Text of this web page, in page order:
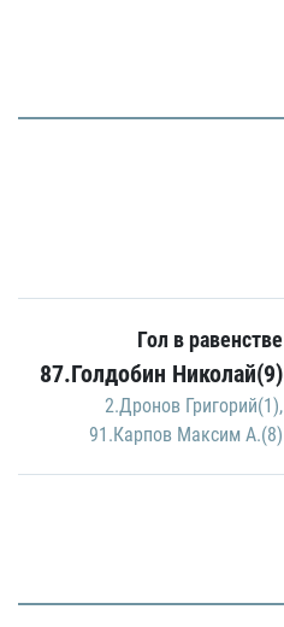
Гол в равенстве
87.Голдобин Николай(9)
2.Дронов Григорий(1),
91.Карпов Максим А.(8)